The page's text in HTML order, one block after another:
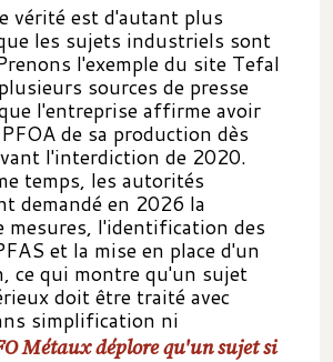
vérité est d'autant plus
les sujets industriels sont
l'exemple du site Tefal
sources de presse
l'entreprise affirme avoir
de sa production dès
l'interdiction de 2020.
temps, les autorités
demandé en 2026 la
mesures, l'identification des
et la mise en place d'un
ce qui montre qu'un sujet
doit être traité avec
simplification ni
Métaux déplore qu'un sujet si